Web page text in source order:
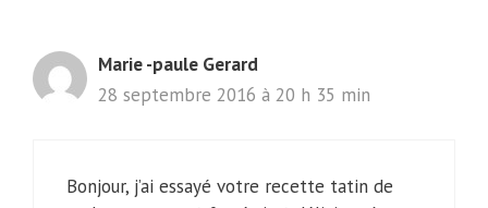
Marie -paule Gerard
28 septembre 2016 à 20 h 35 min
Bonjour, j’ai essayé votre recette tatin de